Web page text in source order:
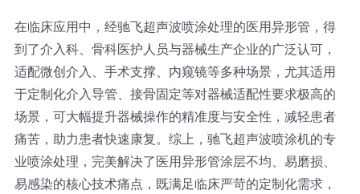
在临床应用中，经驰飞超声波喷涂处理的医用异形管，得
到了介入科、骨科医护人员与器械生产企业的广泛认可，
适配微创介入、手术支撑、内窥镜等多种场景，尤其适用
于定制化介入导管、接骨固定等对器械适配性要求极高的
场景，可大幅提升器械操作的精准度与安全性，减轻患者
痛苦，助力患者快速康复。综上，驰飞超声波喷涂机的专
业喷涂处理，完美解决了医用异形管涂层不均、易磨损、
易感染的核心技术痛点，既满足临床严苛的定制化需求，